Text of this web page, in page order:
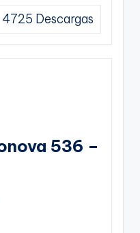
4725 Descargas
536 –